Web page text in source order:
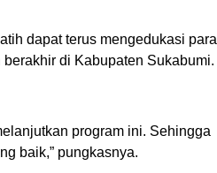
dapat terus mengedukasi para
di Kabupaten Sukabumi.
program ini. Sehingga
baik,” pungkasnya.